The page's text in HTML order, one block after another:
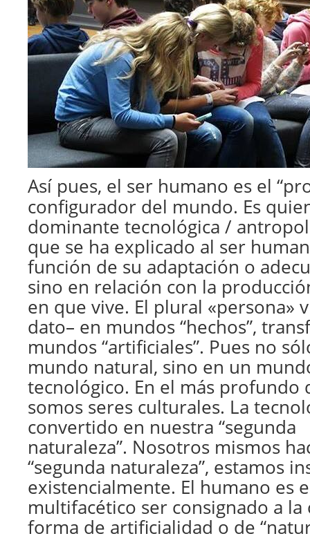
Así pues, el ser humano es el
configurador del mundo. Es
dominante tecnológica /
que se ha explicado al ser
función de su adaptación o
sino en relación con la
en que vive. El plural «persona»
dato– en mundos “hechos”,
mundos “artificiales”. Pues no
mundo natural, sino en un
tecnológico. En el más profundo
somos seres culturales. La
convertido en nuestra “segunda
naturaleza”. Nosotros mismos
“segunda naturaleza”, estamos
existencialmente. El humano es
multifacético ser consignado a la
forma de artificialidad o de